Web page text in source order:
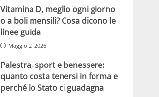
Vitamina D, meglio ogni giorno
o a boli mensili? Cosa dicono le
linee guida
Maggio 2, 2026
Palestra, sport e benessere:
quanto costa tenersi in forma e
perché lo Stato ci guadagna